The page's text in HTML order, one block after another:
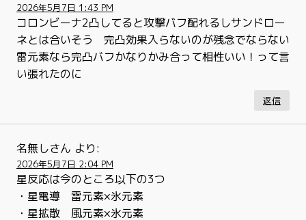
2026年5月7日 1:43 PM
コロンビーナ2凸してると攻撃バフ配れるしサンドロー
ネとは合いそう 完凸効果入らないのが残念でならない
雷元素なら完凸バフかなりかみ合って相性いい！って言
い張れたのに
返信
名無しさん より:
2026年5月7日 2:04 PM
星反応は今のところ以下の3つ
・星電導 雷元素×氷元素
・星拡散 風元素×氷元素